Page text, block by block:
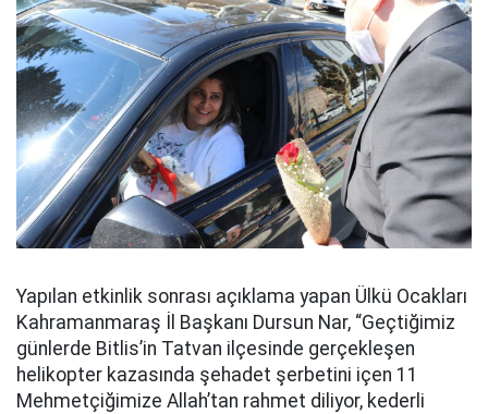
Yapılan etkinlik sonrası açıklama yapan Ülkü Ocakları
Kahramanmaraş İl Başkanı Dursun Nar, “Geçtiğimiz
günlerde Bitlis’in Tatvan ilçesinde gerçekleşen
helikopter kazasında şehadet şerbetini içen 11
Mehmetçiğimize Allah’tan rahmet diliyor, kederli